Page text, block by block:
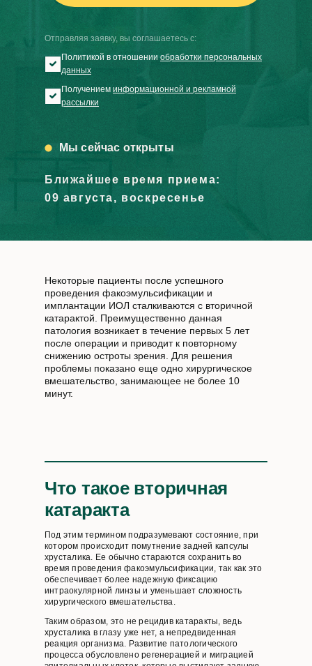
Отправляя заявку, вы соглашаетесь с:
Политикой в отношении обработки персональных
данных
Получением информационной и рекламной
рассылки
Мы сейчас открыты
Ближайшее время приема:
09 августа, воскресенье
Некоторые пациенты после успешного
проведения факоэмульсификации и
имплантации ИОЛ сталкиваются с вторичной
катарактой. Преимущественно данная
патология возникает в течение первых 5 лет
после операции и приводит к повторному
снижению остроты зрения. Для решения
проблемы показано еще одно хирургическое
вмешательство, занимающее не более 10
минут.
Что такое вторичная
катаракта
Под этим термином подразумевают состояние, при
котором происходит помутнение задней капсулы
хрусталика. Ее обычно стараются сохранить во
время проведения факоэмульсификации, так как это
обеспечивает более надежную фиксацию
интраокулярной линзы и уменьшает сложность
хирургического вмешательства.
Таким образом, это не рецидив катаракты, ведь
хрусталика в глазу уже нет, а непредвиденная
реакция организма. Развитие патологического
процесса обусловлено регенерацией и миграцией